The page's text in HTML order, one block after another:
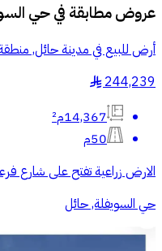
عروض مطابقة فيحي
أرض للبيع في مدينة حائل,
244,239
§
14,367م²
50م
الارض زراعية تفتح على شارع
حي السويفلة, حائل